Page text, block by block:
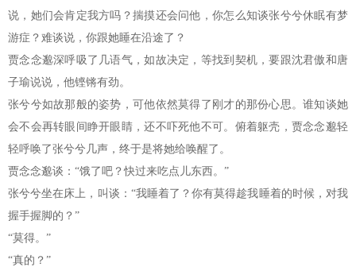
说，她们会肯定我方吗？揣摸还会问他，你怎么知谈张兮兮休眠有梦
游症？难谈说，你跟她睡在沿途了？
贾念念邈深呼吸了几语气，如故决定，等找到契机，要跟沈君傲和唐
子瑜说说，他铿锵有劲。
张兮兮如故那般的姿势，可他依然莫得了刚才的那份心思。谁知谈她
会不会再转眼间睁开眼睛，还不吓死他不可。俯着躯壳，贾念念邈轻
轻呼唤了张兮兮几声，终于是将她给唤醒了。
贾念念邈谈：“饿了吧？快过来吃点儿东西。”
张兮兮坐在床上，叫谈：“我睡着了？你有莫得趁我睡着的时候，对我
握手握脚的？”
“莫得。”
“真的？”